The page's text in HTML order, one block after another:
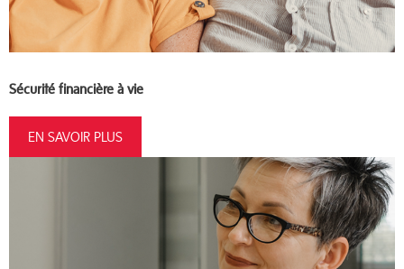
Sécurité financière à vie
EN SAVOIR PLUS